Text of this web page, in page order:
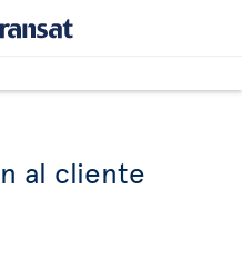
al cliente